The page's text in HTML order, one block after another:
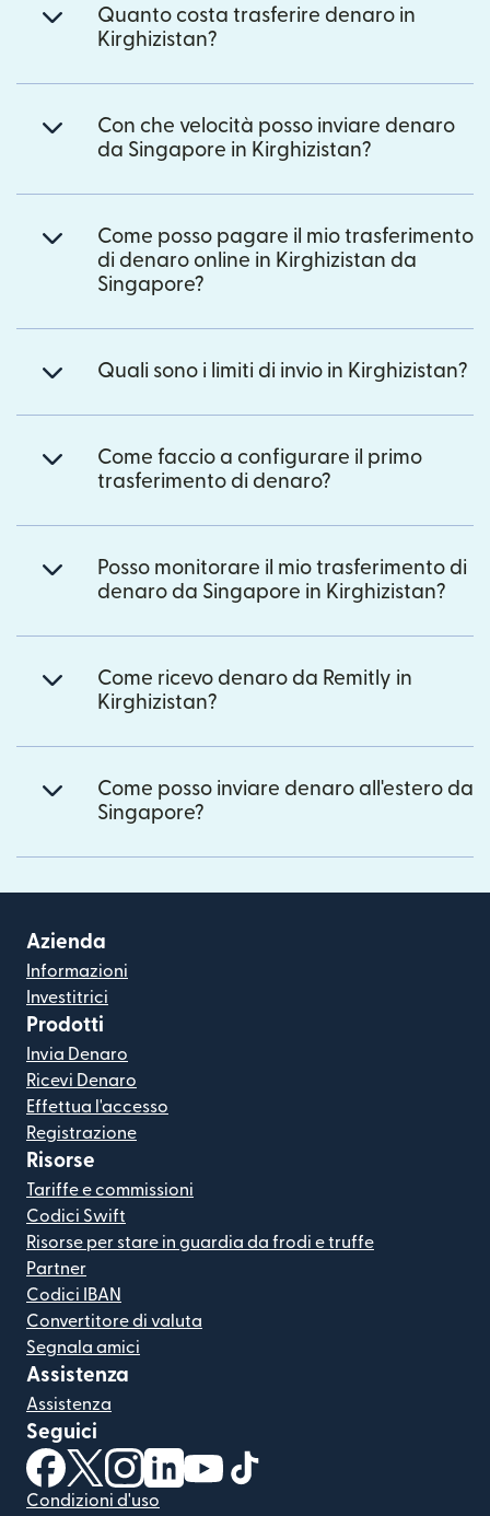
Quanto costa trasferire denaro in
Kirghizistan?
Con che velocità posso inviare denaro
da Singapore in Kirghizistan?
Come posso pagare il mio trasferimento
di denaro online in Kirghizistan da
Singapore?
Quali sono i limiti di invio in Kirghizistan?
Come faccio a configurare il primo
trasferimento di denaro?
Posso monitorare il mio trasferimento di
denaro da Singapore in Kirghizistan?
Come ricevo denaro da Remitly in
Kirghizistan?
Come posso inviare denaro all'estero da
Singapore?
Azienda
Informazioni
Investitrici
Prodotti
Invia Denaro
Ricevi Denaro
Effettua l'accesso
Registrazione
Risorse
Tariffe e commissioni
Codici Swift
Risorse per stare in guardia da frodi e truffe
Partner
Codici IBAN
Convertitore di valuta
Segnala amici
Assistenza
Assistenza
Seguici
(si apre in una nuova finestra)
(si apre in una nuova finestra)
(si apre in una nuova finestra)
(si apre in una nuova finestra)
(si apre in una nuova finestra)
Condizioni d'uso